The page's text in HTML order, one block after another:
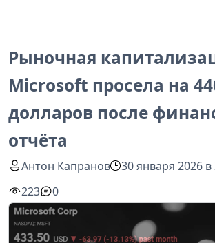
Рыночная
Microsoft просела на
долларов после
отчёта
Антон Капранов
30 января 2026 в
223
0